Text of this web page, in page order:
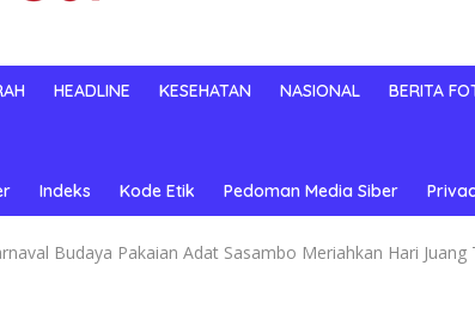
HEADLINE KESEHATAN NASIONAL BERITA
Indeks Kode Etik Pedoman Media Siber
Budaya Pakaian Adat Sasambo Meriahkan Hari Juang